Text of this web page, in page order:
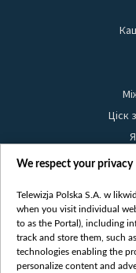
Ціск
Правілы
We respect your privacy
Telewizja Polska S.A. w
when you visit individual
to as the Portal), including
track and store them, such
technologies enabling the
personalize content and